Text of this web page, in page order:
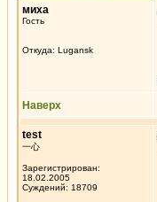
миха
Гость
Откуда: Lugansk
Наверх
test
一心
Зарегистрирован:
18.02.2005
Суждений: 18709